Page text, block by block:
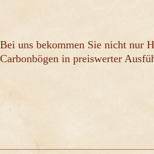
Bei uns bekommen Sie nicht nur
Carbonbögen in preiswerter